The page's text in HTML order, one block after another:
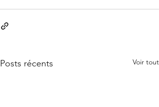
Posts récents Voir tout